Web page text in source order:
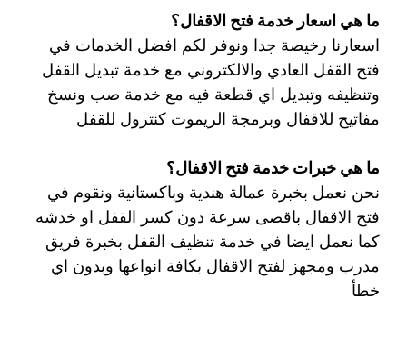
ما هي اسعار خدمة فتح الاقفال؟
اسعارنا رخيصة جدا ونوفر لكم افضل الخدمات في
فتح القفل العادي والالكتروني مع خدمة تبديل القفل
وتنظيفه وتبديل اي قطعة فيه مع خدمة صب ونسخ
مفاتيح للاقفال وبرمجة الريموت كنترول للقفل
ما هي خبرات خدمة فتح الاقفال؟
نحن نعمل بخبرة عمالة هندية وباكستانية ونقوم في
فتح الاقفال باقصى سرعة دون كسر القفل او خدشه
كما نعمل ايضا في خدمة تنظيف القفل بخبرة فريق
مدرب ومجهز لفتح الاقفال بكافة انواعها وبدون اي
خطأ